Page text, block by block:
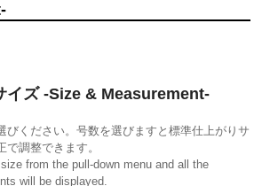
イズ -Size & Measurement-
びください。号数を選びますと標準仕上がりサ
調整できます。
from the pull-down menu and all the
will be displayed.